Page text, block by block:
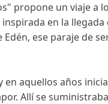
propone un viaje
en la
ese paraje de
en aquellos años
Allí se